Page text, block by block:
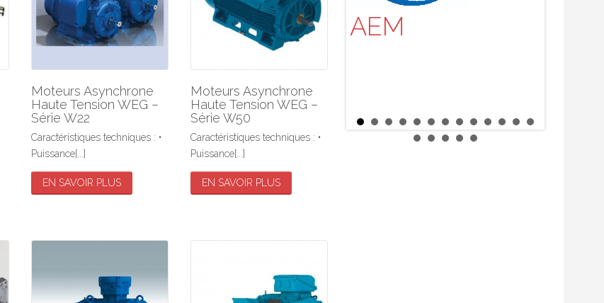
Moteurs Asynchrone
Haute Tension WEG –
Série W22
Caractéristiques techniques : •
Puissance[...]
EN SAVOIR PLUS
Moteurs Asynchrone
Haute Tension WEG –
Série W50
Caractéristiques techniques : •
Puissance[...]
EN SAVOIR PLUS
WEG AEM